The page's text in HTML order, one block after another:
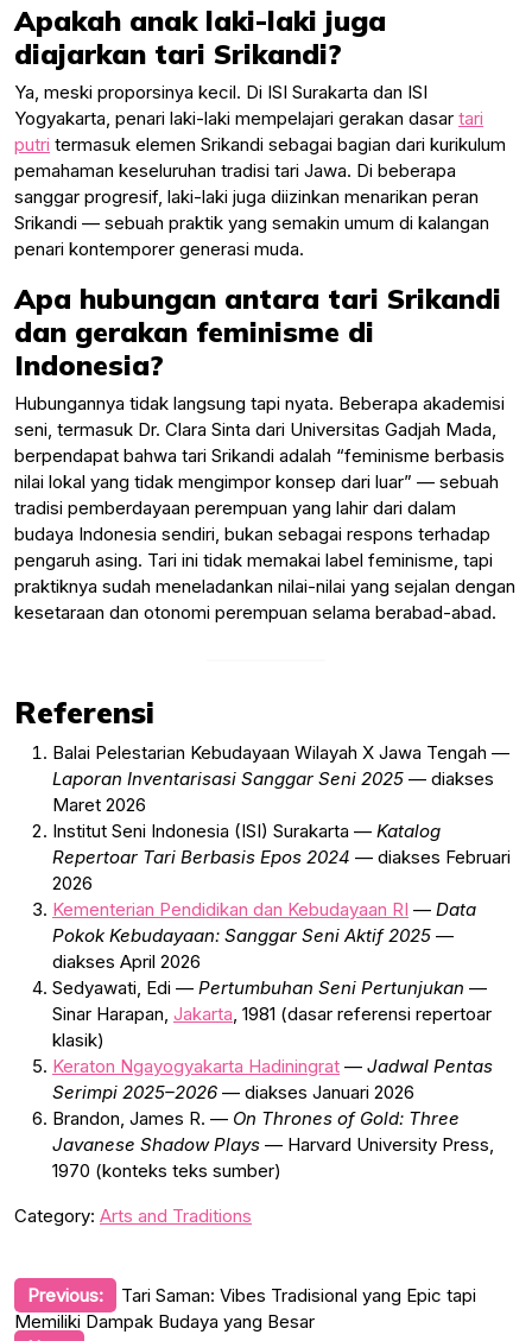
Apakah anak laki-laki juga
diajarkan tari Srikandi?
Ya, meski proporsinya kecil. Di ISI Surakarta dan ISI
Yogyakarta, penari laki-laki mempelajari gerakan dasar tari
putri termasuk elemen Srikandi sebagai bagian dari kurikulum
pemahaman keseluruhan tradisi tari Jawa. Di beberapa
sanggar progresif, laki-laki juga diizinkan menarikan peran
Srikandi — sebuah praktik yang semakin umum di kalangan
penari kontemporer generasi muda.
Apa hubungan antara tari Srikandi
dan gerakan feminisme di
Indonesia?
Hubungannya tidak langsung tapi nyata. Beberapa akademisi
seni, termasuk Dr. Clara Sinta dari Universitas Gadjah Mada,
berpendapat bahwa tari Srikandi adalah “feminisme berbasis
nilai lokal yang tidak mengimpor konsep dari luar” — sebuah
tradisi pemberdayaan perempuan yang lahir dari dalam
budaya Indonesia sendiri, bukan sebagai respons terhadap
pengaruh asing. Tari ini tidak memakai label feminisme, tapi
praktiknya sudah meneladankan nilai-nilai yang sejalan dengan
kesetaraan dan otonomi perempuan selama berabad-abad.
Referensi
Balai Pelestarian Kebudayaan Wilayah X Jawa Tengah —
Laporan Inventarisasi Sanggar Seni 2025 — diakses
Maret 2026
Institut Seni Indonesia (ISI) Surakarta — Katalog
Repertoar Tari Berbasis Epos 2024 — diakses Februari
2026
Kementerian Pendidikan dan Kebudayaan RI — Data
Pokok Kebudayaan: Sanggar Seni Aktif 2025 —
diakses April 2026
Sedyawati, Edi — Pertumbuhan Seni Pertunjukan —
Sinar Harapan, Jakarta , 1981 (dasar referensi repertoar
klasik)
Keraton Ngayogyakarta Hadiningrat — Jadwal Pentas
Serimpi 2025–2026 — diakses Januari 2026
Brandon, James R. — On Thrones of Gold: Three
Javanese Shadow Plays — Harvard University Press,
1970 (konteks teks sumber)
Category: Arts and Traditions
Post
Previous:
Tari Saman: Vibes Tradisional yang Epic tapi
Memiliki Dampak Budaya yang Besar